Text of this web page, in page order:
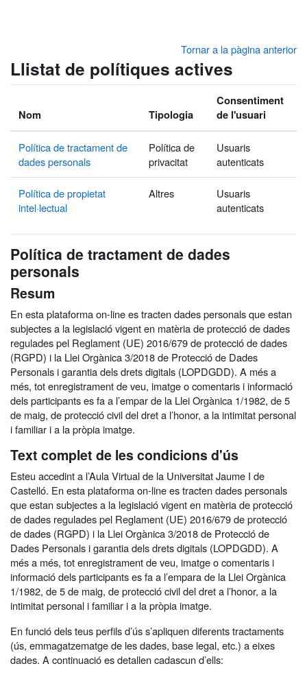
Tornar a la pàgina anterior
Llistat de polítiques actives
Nom Tipologia
Consentiment
de l'usuari
Política de tractament de
dades personals
Política de
privacitat
Usuaris
autenticats
Política de propietat
intel·lectual
Altres
Usuaris
autenticats
Política de tractament de dades
personals
Resum
En esta plataforma on-line es tracten dades personals que estan
subjectes a la legislació vigent en matèria de protecció de dades
regulades pel Reglament (UE) 2016/679 de protecció de dades
(RGPD) i la Llei Orgànica 3/2018 de Protecció de Dades
Personals i garantia dels drets digitals (LOPDGDD). A més a
més, tot enregistrament de veu, imatge o comentaris i informació
dels participants es fa a l’empar de la Llei Orgànica 1/1982, de 5
de maig, de protecció civil del dret a l’honor, a la intimitat personal
i familiar i a la pròpia imatge.
Text complet de les condicions d'ús
Esteu accedint a l’Aula Virtual de la Universitat Jaume I de
Castelló. En esta plataforma on-line es tracten dades personals
que estan subjectes a la legislació vigent en matèria de protecció
de dades regulades pel Reglament (UE) 2016/679 de protecció
de dades (RGPD) i la Llei Orgànica 3/2018 de Protecció de
Dades Personals i garantia dels drets digitals (LOPDGDD). A
més a més, tot enregistrament de veu, imatge o comentaris i
informació dels participants es fa a l’empara de la Llei Orgànica
1/1982, de 5 de maig, de protecció civil del dret a l’honor, a la
intimitat personal i familiar i a la pròpia imatge.
En funció dels teus perfils d’ús s’apliquen diferents tractaments
(ús, emmagatzematge de les dades, base legal, etc.) a eixes
dades. A continuació es detallen cadascun d’ells: